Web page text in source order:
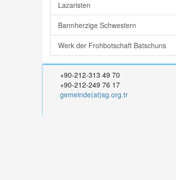
Lazaristen
Barmherzige Schwestern
Werk der Frohbotschaft Batschuns
+90-212-313 49 70
+90-212-249 76 17
gemeinde(at)sg.org.tr